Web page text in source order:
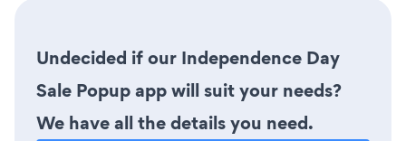
Undecided if our Independence Day
Sale Popup app will suit your needs?
We have all the details you need.